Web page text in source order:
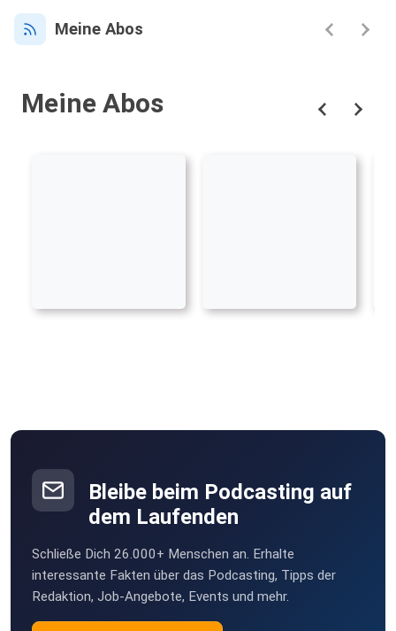
Meine Abos
Meine Abos
Bleibe beim Podcasting auf
dem Laufenden
Schließe Dich 26.000+ Menschen an. Erhalte
interessante Fakten über das Podcasting, Tipps der
Redaktion, Job-Angebote, Events und mehr.